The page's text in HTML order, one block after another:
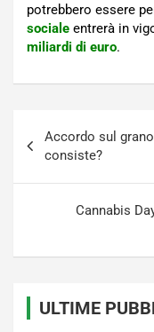
potrebbero essere
sociale entrerà in
miliardi di euro.
articoli
Accordo sul
consiste?
Cannabis
ULTIME